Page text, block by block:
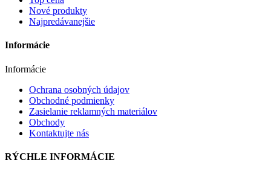
Nové produkty
Najpredávanejšie
Informácie
Informácie
Ochrana osobných údajov
Obchodné podmienky
Zasielanie reklamných materiálov
Obchody
Kontaktujte nás
RÝCHLE INFORMÁCIE